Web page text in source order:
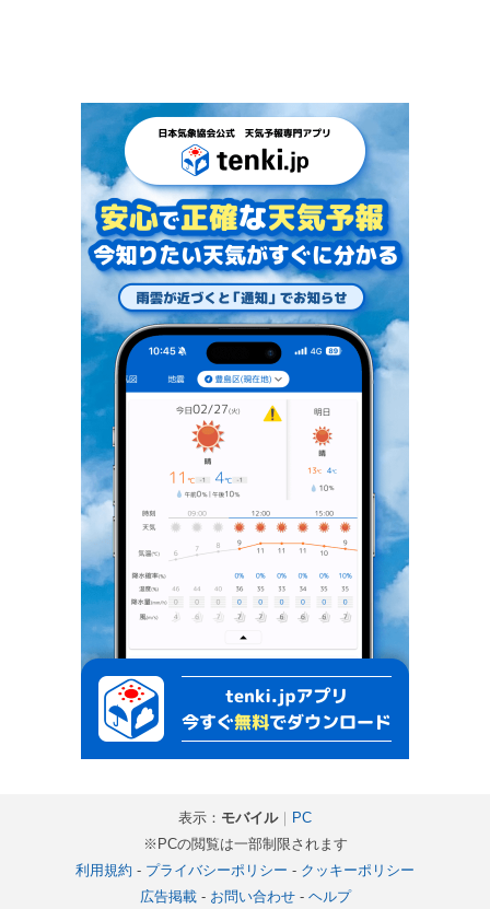
表示： モバイル｜ PC
※PCの閲覧は一部制限されます
利用規約 - プライバシーポリシー - クッキーポリシー
広告掲載- お問い合わせ- ヘルプ